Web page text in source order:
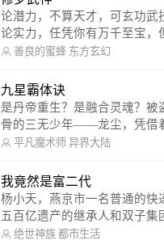
87） QQ交流群：320238210【普通群】 574501330
【VIP订阅群】 欢迎大家关
论潜力，不算天才，可玄功武
论实力，任凭你有万千至宝，
军。 我是谁？天下众生视我为修罗，却不知，我以
信公众号：善良的蜜蜂后援会）
善良的蜜蜂 东方玄幻
九星霸体诀
是丹帝重生？是融合灵魂？被
骨的三无少年——龙尘，凭借
术，修行神秘功法九星霸体诀
勾搭各色美女，镇压恶鬼邪神。 江湖传闻：
尘一到，地吼天啸。龙尘一出
故事纯属虚构，如有雷同，那
号入座，抓紧时间进群：
平凡魔术师 异界大陆
我竟然是富二代
杨小天，燕京市一名普通的快
五百亿遗产的继承人和双子集
书，给我定制一套百亿富翁的吃
绝世神族 都市生活